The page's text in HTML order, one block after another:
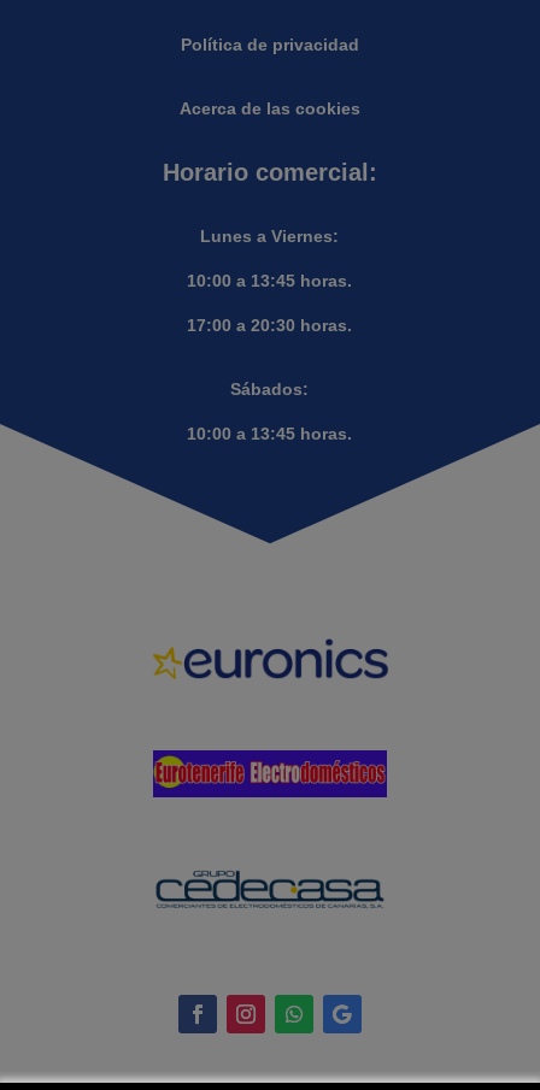
Política de privacidad
Acerca de las cookies
Horario comercial:
Lunes a Viernes:
10:00 a 13:45 horas.
17:00 a 20:30 horas.
Sábados:
10:00 a 13:45 horas.